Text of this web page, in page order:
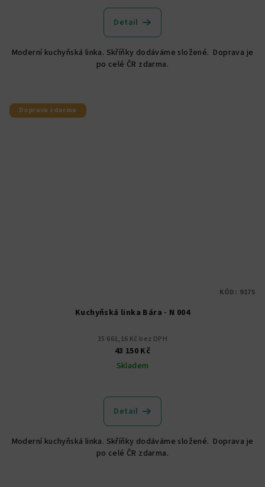
Detail
Moderní kuchyňská linka. Skříňky dodáváme složené. Doprava je
po celé ČR zdarma.
Doprava zdarma
Kuchyňská linka Bára - N 004
35 661,16 Kč bez DPH
43 150 Kč
Skladem
Detail
Moderní kuchyňská linka. Skříňky dodáváme složené. Doprava je
po celé ČR zdarma.
KÓD: 9175